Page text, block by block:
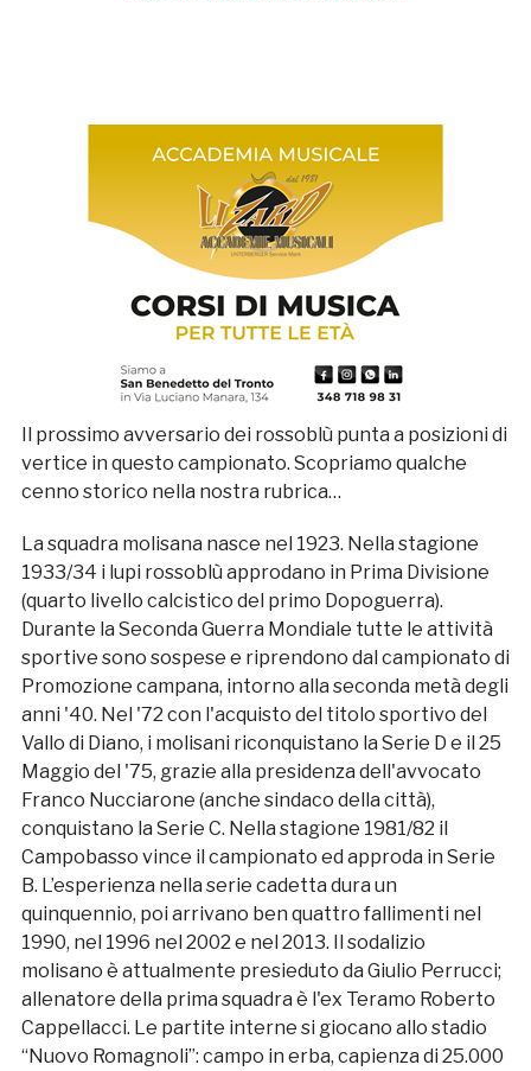
Il prossimo avversario dei rossoblù punta a posizioni di
vertice in questo campionato. Scopriamo qualche
cenno storico nella nostra rubrica…
La squadra molisana nasce nel 1923. Nella stagione
1933/34 i lupi rossoblù approdano in Prima Divisione
(quarto livello calcistico del primo Dopoguerra).
Durante la Seconda Guerra Mondiale tutte le attività
sportive sono sospese e riprendono dal campionato di
Promozione campana, intorno alla seconda metà degli
anni '40. Nel '72 con l'acquisto del titolo sportivo del
Vallo di Diano, i molisani riconquistano la Serie D e il 25
Maggio del '75, grazie alla presidenza dell'avvocato
Franco Nucciarone (anche sindaco della città),
conquistano la Serie C. Nella stagione 1981/82 il
Campobasso vince il campionato ed approda in Serie
B. L’esperienza nella serie cadetta dura un
quinquennio, poi arrivano ben quattro fallimenti nel
1990, nel 1996 nel 2002 e nel 2013. Il sodalizio
molisano è attualmente presieduto da Giulio Perrucci;
allenatore della prima squadra è l'ex Teramo Roberto
Cappellacci. Le partite interne si giocano allo stadio
“Nuovo Romagnoli”: campo in erba, capienza di 25.000